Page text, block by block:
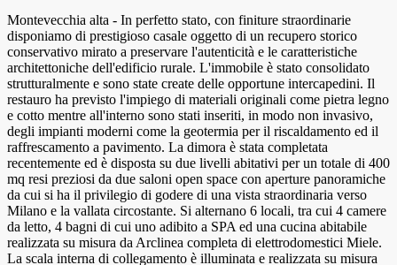
Montevecchia alta - In perfetto stato, con finiture straordinarie
disponiamo di prestigioso casale oggetto di un recupero storico
conservativo mirato a preservare l'autenticità e le caratteristiche
architettoniche dell'edificio rurale. L'immobile è stato consolidato
strutturalmente e sono state create delle opportune intercapedini. Il
restauro ha previsto l'impiego di materiali originali come pietra legno
e cotto mentre all'interno sono stati inseriti, in modo non invasivo,
degli impianti moderni come la geotermia per il riscaldamento ed il
raffrescamento a pavimento. La dimora è stata completata
recentemente ed è disposta su due livelli abitativi per un totale di 400
mq resi preziosi da due saloni open space con aperture panoramiche
da cui si ha il privilegio di godere di una vista straordinaria verso
Milano e la vallata circostante. Si alternano 6 locali, tra cui 4 camere
da letto, 4 bagni di cui uno adibito a SPA ed una cucina abitabile
realizzata su misura da Arclinea completa di elettrodomestici Miele.
La scala interna di collegamento è illuminata e realizzata su misura